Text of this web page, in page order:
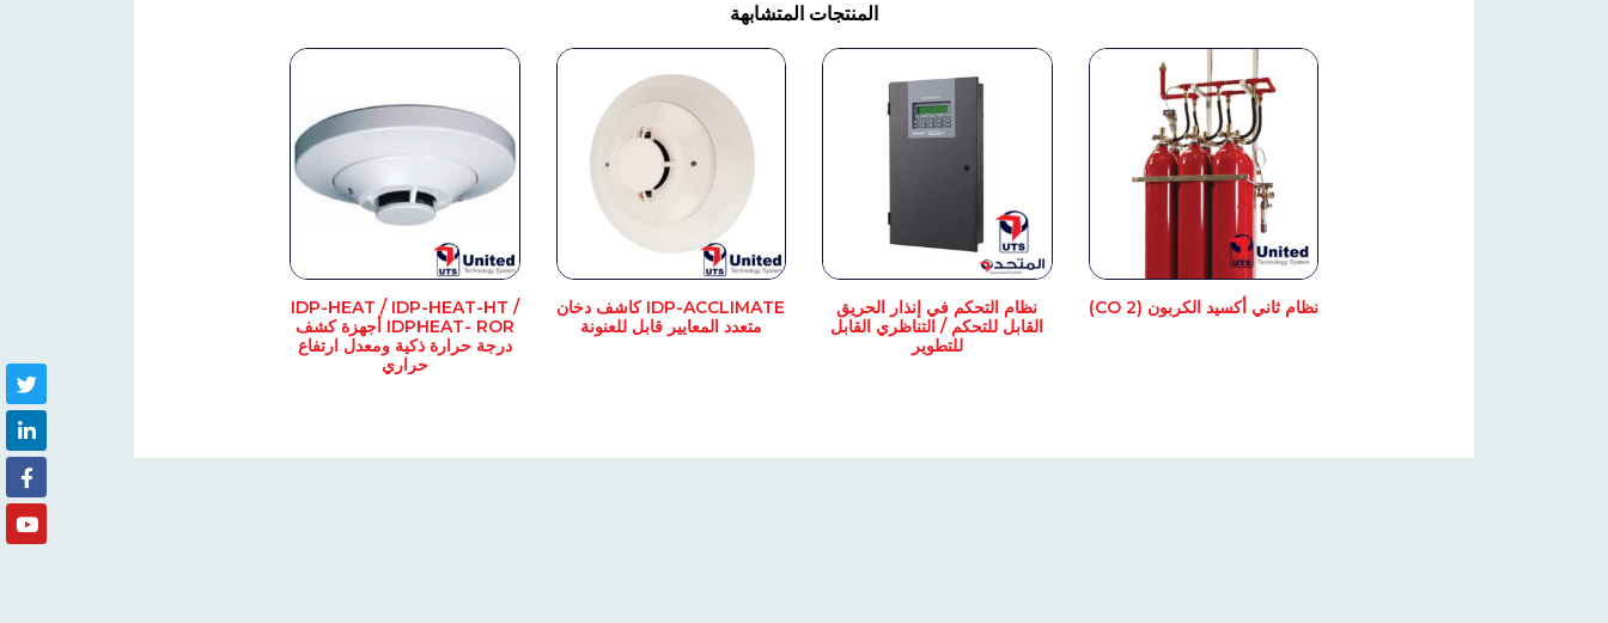
المنتجات المتشابهة
نظام ثاني أكسيد الكربون (CO 2)
نظام التحكم في إنذار الحريق
القابل للتحكم / التناظري القابل
للتطوير
IDP-ACCLIMATE كاشف دخان
متعدد المعايير قابل للعنونة
IDP-HEAT / IDP-HEAT-HT /
IDPHEAT- ROR أجهزة كشف
درجة حرارة ذكية ومعدل ارتفاع
حراري